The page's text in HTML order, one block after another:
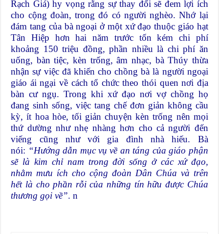
Rạch Giá) hy vọng rằng sự thay đổi sẽ đem lợi ích
cho cộng đoàn, trong đó có người nghèo. Nhớ lại
đám tang của bà ngoại ở một xứ đạo thuộc giáo hạt
Tân Hiệp hơn hai năm trước tốn kém chi phí
khoảng 150 triệu đồng, phần nhiều là chi phí ăn
uống, bàn tiệc, kèn trống, âm nhạc, bà Thúy thừa
nhận sự việc đã khiến cho chồng bà là người ngoại
giáo ái ngại về cách tổ chức theo thói quen nơi địa
bàn cư ngụ. Trong khi xứ đạo nơi vợ chồng họ
đang sinh sống, việc tang chế đơn giản không cầu
kỳ, ít hoa hòe, tối giản chuyện kèn trống nên mọi
thứ dường như nhẹ nhàng hơn cho cả người đến
viếng cũng như với gia đình nhà hiếu. Bà
nói: “Hướng dẫn mục vụ về an táng của giáo phận
sẽ là kim chỉ nam trong đời sống ở các xứ đạo,
nhằm mưu ích cho cộng đoàn Dân Chúa và trên
hết là cho phần rỗi của những tín hữu được Chúa
thương gọi về”. n